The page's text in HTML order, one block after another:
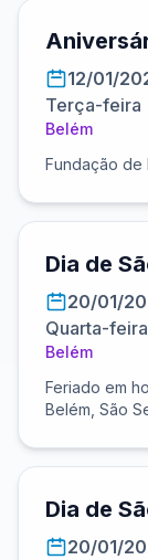
12/01/
Terça-feira
Belém
Fundação de
Dia de
20/01/
Quarta-feira
Belém
Feriado em
Belém, São
Dia de
20/01/